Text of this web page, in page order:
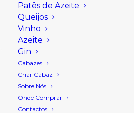
Patês de Azeite
Queijos
Vinho
Azeite
Gin
Cabazes
Criar Cabaz
Sobre Nós
Onde Comprar
Contactos